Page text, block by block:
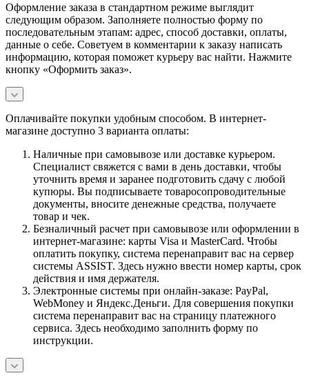
Оформление заказа в стандартном режиме выглядит
следующим образом. Заполняете полностью форму по
последовательным этапам: адрес, способ доставки, оплаты,
данные о себе. Советуем в комментарии к заказу написать
информацию, которая поможет курьеру вас найти. Нажмите
кнопку «Оформить заказ».
Оплачивайте покупки удобным способом. В интернет-
магазине доступно 3 варианта оплаты:
Наличные при самовывозе или доставке курьером.
Специалист свяжется с вами в день доставки, чтобы
уточнить время и заранее подготовить сдачу с любой
купюры. Вы подписываете товаросопроводительные
документы, вносите денежные средства, получаете
товар и чек.
Безналичный расчет при самовывозе или оформлении в
интернет-магазине: карты Visa и MasterCard. Чтобы
оплатить покупку, система перенаправит вас на сервер
системы ASSIST. Здесь нужно ввести номер карты, срок
действия и имя держателя.
Электронные системы при онлайн-заказе: PayPal,
WebMoney и Яндекс.Деньги. Для совершения покупки
система перенаправит вас на страницу платежного
сервиса. Здесь необходимо заполнить форму по
инструкции.